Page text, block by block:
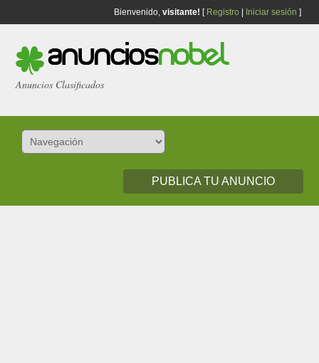
Bienvenido, visitante! [ Registro Iniciar sesión ]
Anuncios Clasificados
PUBLICA TU ANUNCIO